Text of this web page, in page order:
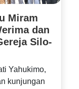
Miram
dan
Silo-
Yahukimo,
kunjungan